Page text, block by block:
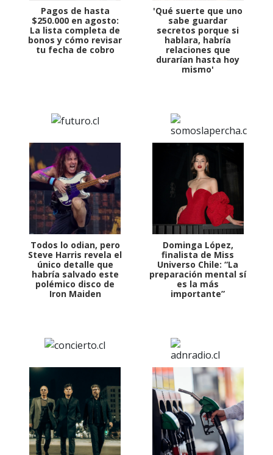
Pagos de hasta
$250.000 en agosto:
La lista completa de
bonos y cómo revisar
tu fecha de cobro
'Qué suerte que uno
sabe guardar
secretos porque si
hablara, habría
relaciones que
durarían hasta hoy
mismo'
Todos lo odian, pero
Steve Harris revela el
único detalle que
habría salvado este
polémico disco de
Iron Maiden
Dominga López,
finalista de Miss
Universo Chile: “La
preparación mental sí
es la más
importante”